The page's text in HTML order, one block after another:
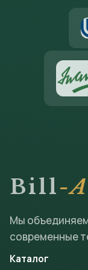
Bill-
Мы
современные
Каталог